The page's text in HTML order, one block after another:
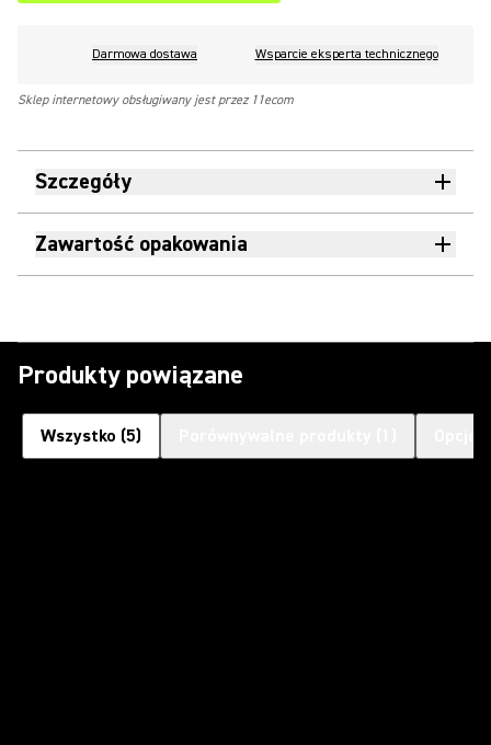
Darmowa dostawa Wsparcie eksperta technicznego
Sklep internetowy obsługiwany jest przez 11ecom
Szczegóły
Zawartość opakowania
Produkty powiązane
Wszystko (5)